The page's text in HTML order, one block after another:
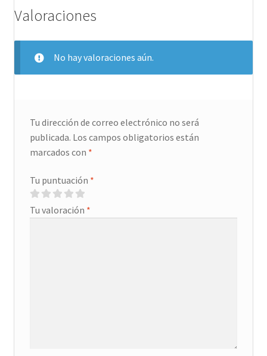
Valoraciones
No hay valoraciones aún.
Tu dirección de correo electrónico no será
publicada. Los campos obligatorios están
marcados con *
Tu puntuación *
Tu valoración *